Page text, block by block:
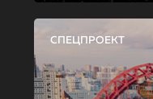
СПЕЦПРОЕКТ